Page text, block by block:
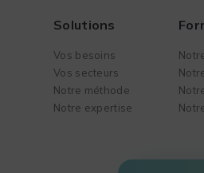
Solutions
Vos besoins
Vos secteurs
Notre méthode
Notre expertise